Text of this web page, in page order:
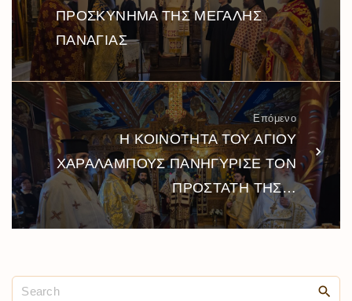
ΠΡΟΣΚΥΝΗΜΑ ΤΗΣ ΜΕΓΑΛΗΣ
ΠΑΝΑΓΙΑΣ
Επόμενο
Η ΚΟΙΝΟΤΗΤΑ ΤΟΥ ΑΓΙΟΥ
ΧΑΡΑΛΑΜΠΟΥΣ ΠΑΝΗΓΥΡΙΣΕ ΤΟΝ
ΠΡΟΣΤΑΤΗ ΤΗΣ…